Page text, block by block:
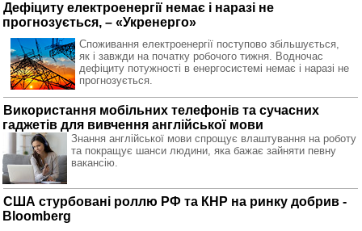
Дефіциту електроенергії немає і наразі не
прогнозується, – «Укренерго»
Споживання електроенергії поступово збільшується,
як і завжди на початку робочого тижня. Водночас
дефіциту потужності в енергосистемі немає і наразі не
прогнозується.
Використання мобільних телефонів та сучасних
гаджетів для вивчення англійської мови
Знання англійської мови спрощує влаштування на роботу
та покращує шанси людини, яка бажає зайняти певну
вакансію.
США стурбовані роллю РФ та КНР на ринку добрив -
Bloomberg